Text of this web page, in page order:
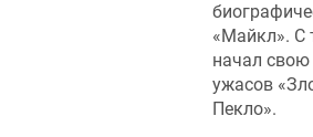
«Майкл». С
начал
ужасов
Пекло».